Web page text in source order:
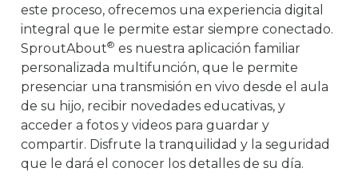
este proceso, ofrecemos una experiencia digital
integral que le permite estar siempre conectado.
SproutAbout® es nuestra aplicación familiar
personalizada multifunción, que le permite
presenciar una transmisión en vivo desde el aula
de su hijo, recibir novedades educativas, y
acceder a fotos y videos para guardar y
compartir. Disfrute la tranquilidad y la seguridad
que le dará el conocer los detalles de su día.